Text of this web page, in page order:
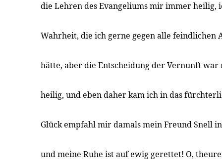
die Lehren des Evangeliums mir immer heilig,
Wahrheit, die ich gerne gegen alle feindlichen
hätte, aber die Entscheidung der Vernunft war
heilig, und eben daher kam ich in das
Glück empfahl mir damals mein Freund Snell
und meine Ruhe ist auf ewig gerettet! O,